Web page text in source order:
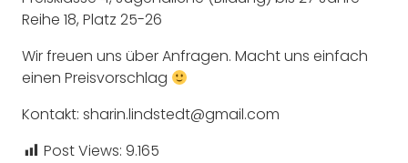
Reihe 18, Platz 25-26
Wir freuen uns über Anfragen. Macht uns einfach
einen Preisvorschlag
Kontakt: sharin.lindstedt@gmail.com
Post Views: 9.165